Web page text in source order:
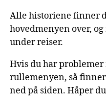
Alle historiene finner
hovedmenyen over,
under reiser.
Hvis du har
rullemenyen, så
ned på siden. Håper